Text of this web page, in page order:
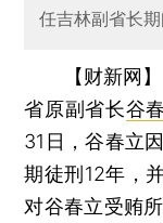
任吉林副省长
【财新网
省原副省长谷
31日，谷春立
期徒刑12年，
对谷春立受贿